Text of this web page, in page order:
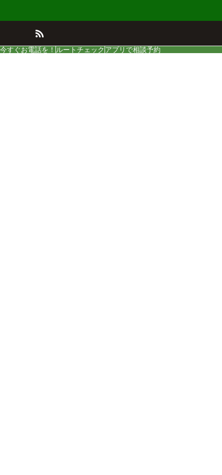
今すぐお電話を！ ルートチェック アプリで相談予約